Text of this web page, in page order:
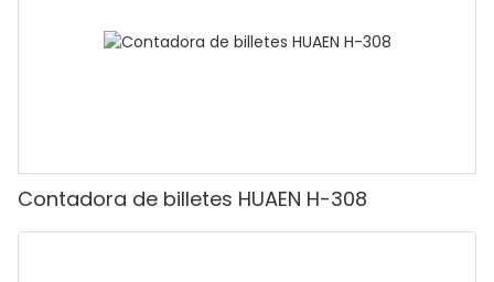
Contadora de billetes HUAEN H-308